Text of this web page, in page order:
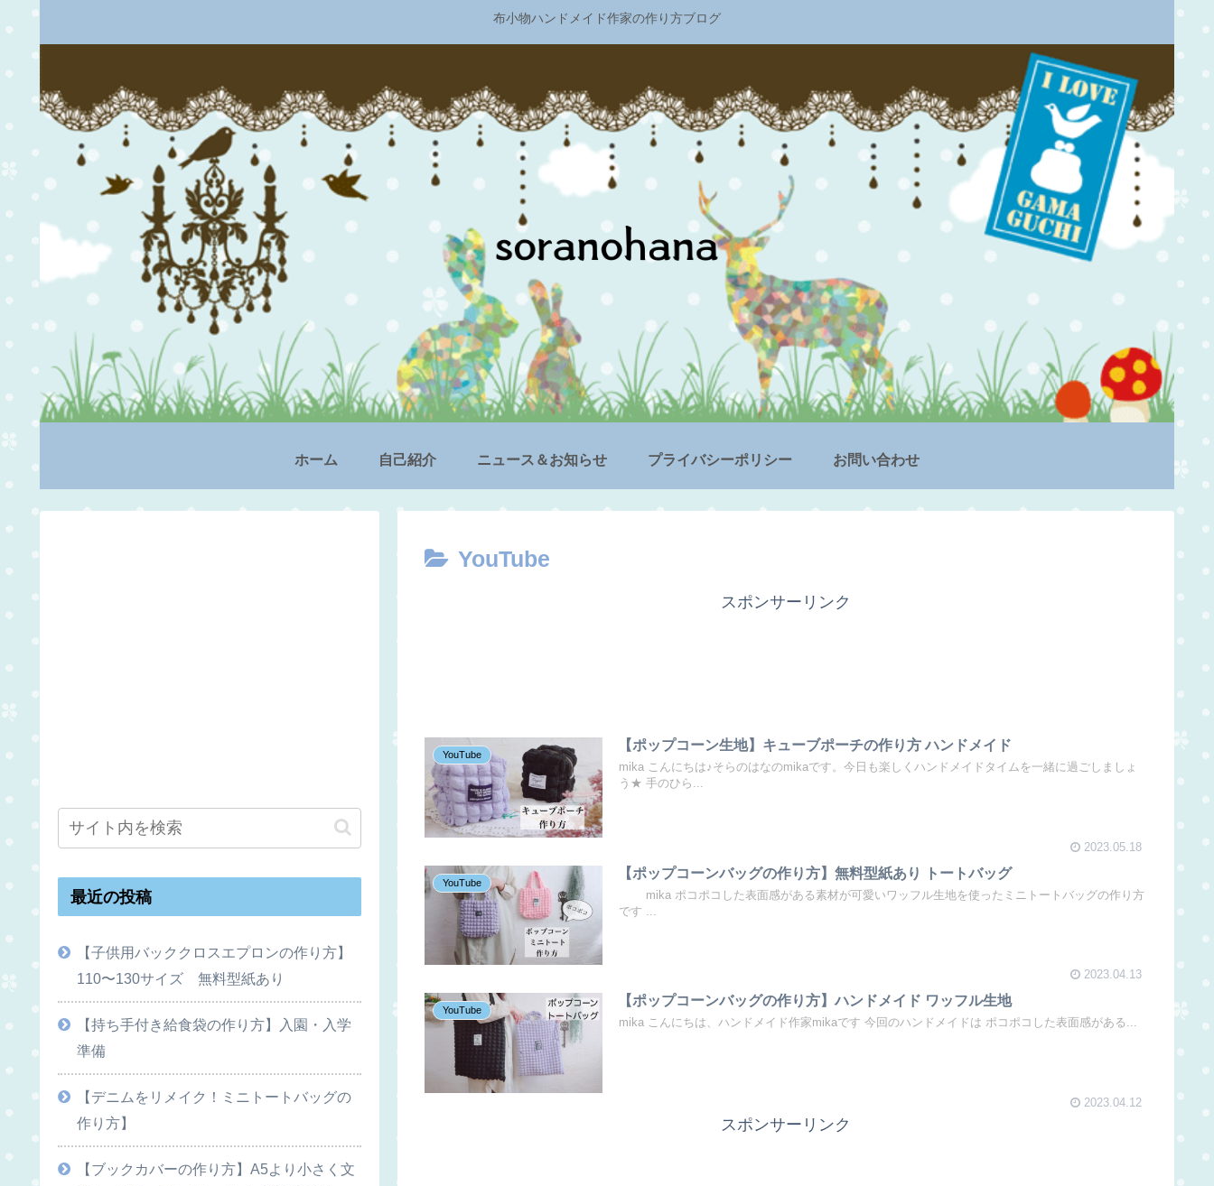
布小物ハンドメイド作家の作り方ブログ
ホーム 自己紹介 ニュース＆お知らせ プライバシーポリシー お問い合わせ
YouTube
スポンサーリンク
YouTube
【ポップコーン生地】キューブポーチの作り方 ハンドメイド
mika こんにちは♪そらのはなのmikaです。今日も楽しくハンドメイドタイムを一緒に過ごしましょ
う★ 手のひら...
2023.05.18
YouTube
【ポップコーンバッグの作り方】無料型紙あり トートバッグ
mika ポコポコした表面感がある素材が可愛いワッフル生地を使ったミニトートバッグの作り方
です ...
2023.04.13
YouTube
【ポップコーンバッグの作り方】ハンドメイド ワッフル生地
mika こんにちは、ハンドメイド作家mikaです 今回のハンドメイドは ポコポコした表面感がある...
2023.04.12
スポンサーリンク
最近の投稿
【子供用バッククロスエプロンの作り方】
110〜130サイズ 無料型紙あり
【持ち手付き給食袋の作り方】入園・入学
準備
【デニムをリメイク！ミニトートバッグの
作り方】
【ブックカバーの作り方】A5より小さく文